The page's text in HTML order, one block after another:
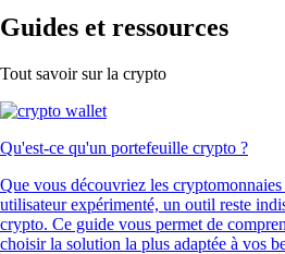
Guides et ressources
Tout savoir sur la crypto
Qu'est-ce qu'un portefeuille crypto ?
Que vous découvriez les
utilisateur expérimenté, un outil reste
crypto. Ce guide vous permet de
choisir la solution la plus adaptée à vos